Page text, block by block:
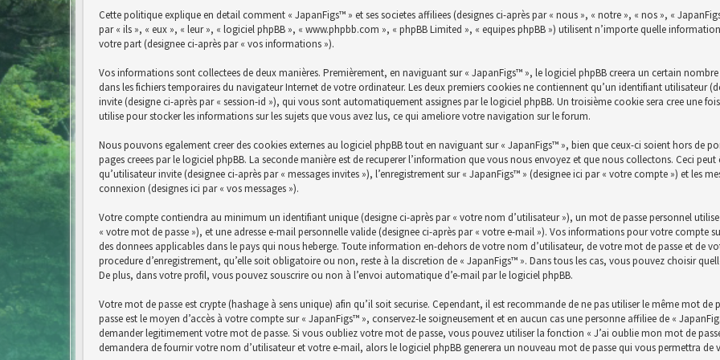
Cette politique explique en detail comment « JapanFigs™ » et ses societes affiliees (designes ci-après par « nous », « notre », « nos », «
par « ils », « eux », « leur », « logiciel phpBB », « www.phpbb.com », « phpBB Limited », « equipes phpBB ») utilisent n’importe quelle
votre part (designee ci-après par « vos informations »).
Vos informations sont collectees de deux manières. Premièrement, en naviguant sur « JapanFigs™ », le logiciel phpBB creera un certain
dans les fichiers temporaires du navigateur Internet de votre ordinateur. Les deux premiers cookies ne contiennent qu’un identifiant utilisateur
invite (designe ci-après par « session-id »), qui vous sont automatiquement assignes par le logiciel phpBB. Un troisième cookie sera cree une
utilise pour stocker les informations sur les sujets que vous avez lus, ce qui ameliore votre navigation sur le forum.
Nous pouvons egalement creer des cookies externes au logiciel phpBB tout en naviguant sur « JapanFigs™ », bien que ceux-ci soient hors de
pages creees par le logiciel phpBB. La seconde manière est de recuperer l’information que vous nous envoyez et que nous collectons. Ceci
qu’utilisateur invite (designee ci-après par « messages invites »), l’enregistrement sur « JapanFigs™ » (designee ici par « votre compte ») et les
connexion (designes ici par « vos messages »).
Votre compte contiendra au minimum un identifiant unique (designe ci-après par « votre nom d’utilisateur »), un mot de passe personnel
« votre mot de passe »), et une adresse e-mail personnelle valide (designee ci-après par « votre e-mail »). Vos informations pour votre compte
des donnees applicables dans le pays qui nous heberge. Toute information en-dehors de votre nom d’utilisateur, de votre mot de passe et de
procedure d’enregistrement, qu’elle soit obligatoire ou non, reste à la discretion de « JapanFigs™ ». Dans tous les cas, vous pouvez choisir
De plus, dans votre profil, vous pouvez souscrire ou non à l’envoi automatique d’e-mail par le logiciel phpBB.
Votre mot de passe est crypte (hashage à sens unique) afin qu’il soit securise. Cependant, il est recommande de ne pas utiliser le même mot de
passe est le moyen d’accès à votre compte sur « JapanFigs™ », conservez-le soigneusement et en aucun cas une personne affiliee de «
demander legitimement votre mot de passe. Si vous oubliez votre mot de passe, vous pouvez utiliser la fonction « J’ai oublie mon mot de
demandera de fournir votre nom d’utilisateur et votre e-mail, alors le logiciel phpBB generera un nouveau mot de passe qui vous permettra de